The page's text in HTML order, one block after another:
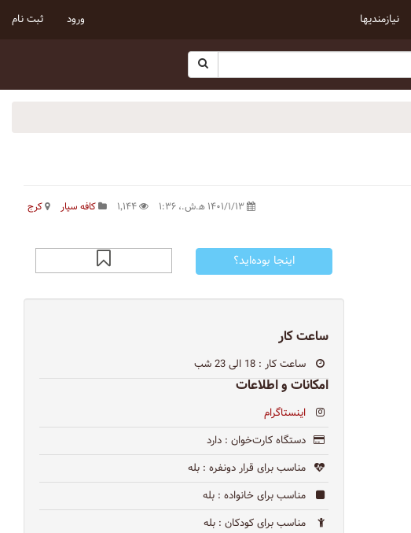
نیازمندیها ورود ثبت نام
کافه سیار کرج
اینجا بوده‌اید؟
ساعت کار
ساعت کار : 18 الی 23 شب
امکانات و اطلاعات
اینستاگرام
دستگاه کارت‌خوان : دارد
مناسب برای قرار دونفره : بله
مناسب برای خانواده : بله
مناسب برای کودکان : بله